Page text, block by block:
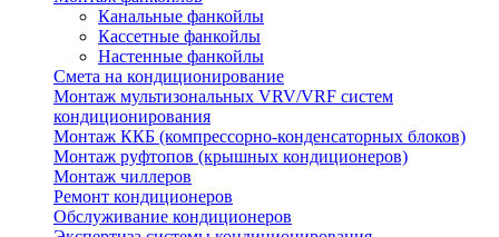
Канальные фанкойлы
Кассетные фанкойлы
Настенные фанкойлы
Смета на кондиционирование
Монтаж мультизональных VRV/VRF систем
кондиционирования
Монтаж ККБ (компрессорно-конденсаторных блоков)
Монтаж руфтопов (крышных кондиционеров)
Монтаж чиллеров
Ремонт кондиционеров
Обслуживание кондиционеров